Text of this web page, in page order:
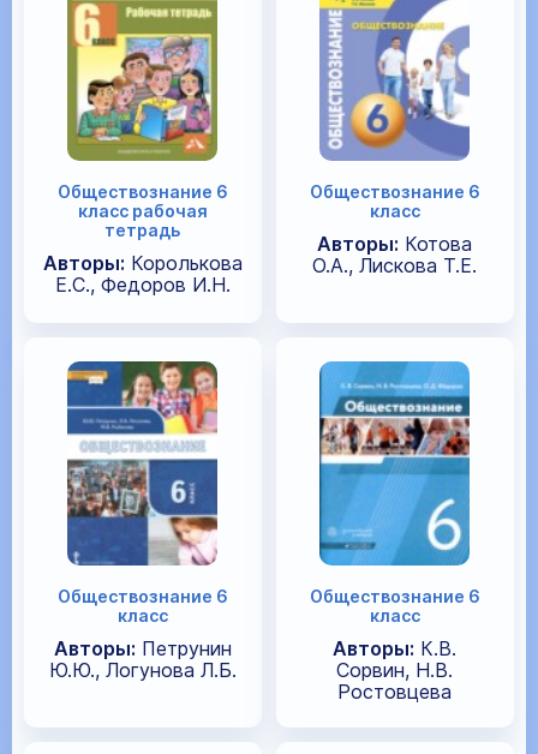
Обществознание 6
класс рабочая
тетрадь
Авторы: Королькова
Е.С., Федоров И.Н.
Обществознание 6
класс
Авторы: Котова
О.А., Лискова Т.Е.
Обществознание 6
класс
Авторы: Петрунин
Ю.Ю., Логунова Л.Б.
Обществознание 6
класс
Авторы: К.В.
Сорвин, Н.В.
Ростовцева